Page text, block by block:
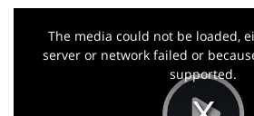
This
The media could not be loaded,
server or network failed or
supported.